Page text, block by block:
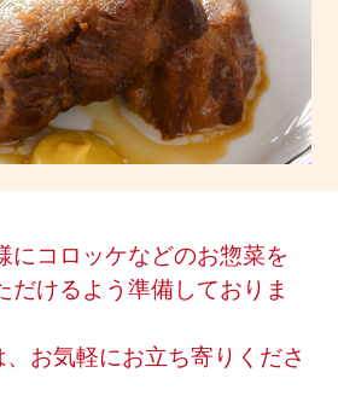
にコロッケなどのお惣菜を
だけるよう準備しておりま
、お気軽にお立ち寄りくださ